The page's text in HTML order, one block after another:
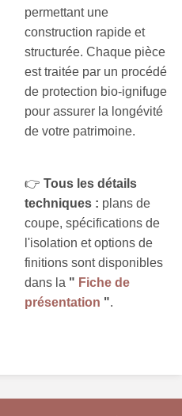
permettant une
construction rapide et
structurée. Chaque pièce
est traitée par un procédé
de protection bio-ignifuge
pour assurer la longévité
de votre patrimoine.
👉 Tous les détails
techniques : plans de
coupe, spécifications de
l'isolation et options de
finitions sont disponibles
dans la " Fiche de
présentation ".